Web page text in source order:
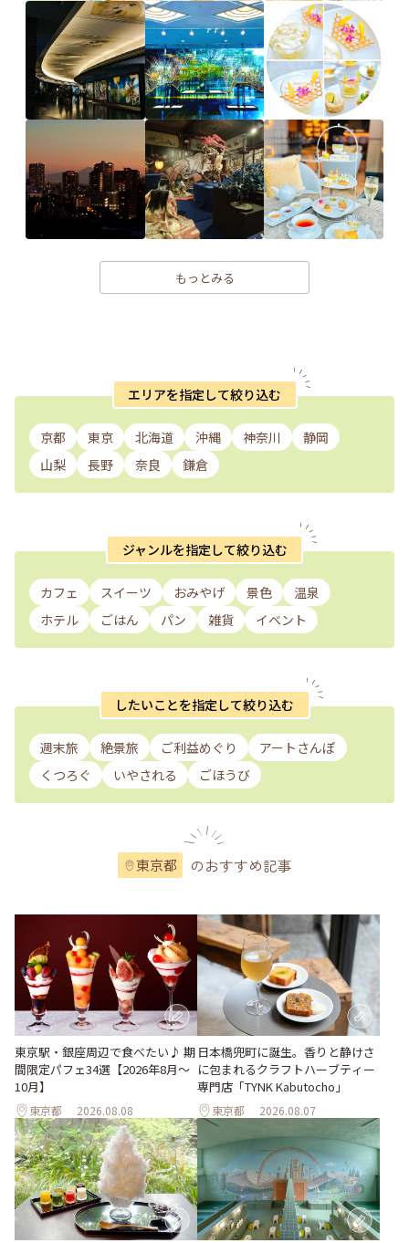
もっとみる
エリアを指定して絞り込む
京都 東京 北海道 沖縄 神奈川
静岡
山梨
長野 奈良 鎌倉
ジャンルを指定して絞り込む
カフェ スイーツ おみやげ 景色
温泉
ホテル
ごはん パン 雑貨 イベント
したいことを指定して絞り込む
週末旅 絶景旅 ご利益めぐり
アートさんぽ
くつろぐ
いやされる ごほうび
東京都 のおすすめ記事
東京駅・銀座周辺で食べたい♪ 期
間限定パフェ34選【2026年8月～
10月】
東京都 2026.08.08
日本橋兜町に誕生。香りと静けさ
に包まれるクラフトハーブティー
専門店「TYNK Kabutocho」
東京都 2026.08.07